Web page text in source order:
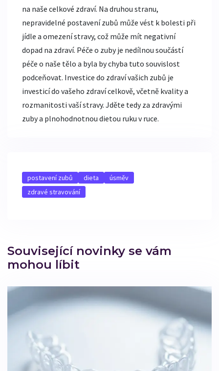
na naše celkové zdraví. Na druhou stranu,
nepravidelné postavení zubů může vést k bolesti při
jídle a omezení stravy, což může mít negativní
dopad na zdraví. Péče o zuby je nedílnou součástí
péče o naše tělo a byla by chyba tuto souvislost
podceňovat. Investice do zdraví vašich zubů je
investicí do vašeho zdraví celkově, včetně kvality a
rozmanitosti vaší stravy. Jděte tedy za zdravými
zuby a plnohodnotnou dietou ruku v ruce.
postavení zubů dieta
úsměv
zdravé stravování
Související novinky se vám
mohou líbit